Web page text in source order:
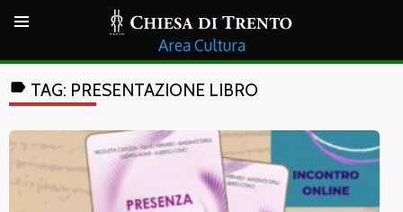
Cultura
label TAG: PRESENTAZIONE LIBRO